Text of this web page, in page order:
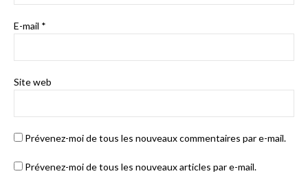
E-mail *
Site web
Prévenez-moi de tous les nouveaux commentaires par e-mail.
Prévenez-moi de tous les nouveaux articles par e-mail.